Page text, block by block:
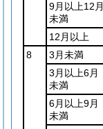
9月以上12月
未満
12月以上
8
3月未満
3月以上6月
未満
6月以上9月
未満